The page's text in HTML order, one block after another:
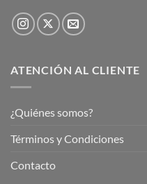
ATENCIÓN AL CLIENTE
¿Quiénes somos?
Términos y Condiciones
Contacto